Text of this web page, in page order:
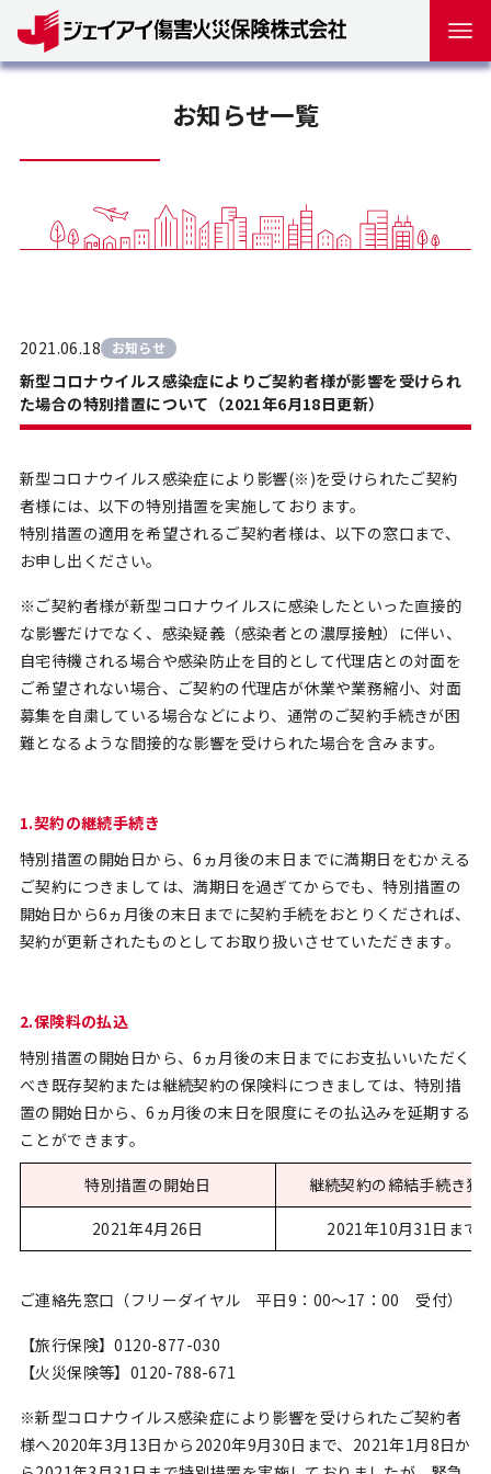
お知らせ一覧
2021.06.18 お知らせ
新型コロナウイルス感染症によりご契約者様が影響を受けられ
た場合の特別措置について（2021年6月18日更新）
新型コロナウイルス感染症により影響(※)を受けられたご契約
者様には、以下の特別措置を実施しております。
特別措置の適用を希望されるご契約者様は、以下の窓口まで、
お申し出ください。
※ご契約者様が新型コロナウイルスに感染したといった直接的
な影響だけでなく、感染疑義（感染者との濃厚接触）に伴い、
自宅待機される場合や感染防止を目的として代理店との対面を
ご希望されない場合、ご契約の代理店が休業や業務縮小、対面
募集を自粛している場合などにより、通常のご契約手続きが困
難となるような間接的な影響を受けられた場合を含みます。
1.契約の継続手続き
特別措置の開始日から、6ヵ月後の末日までに満期日をむかえる
ご契約につきましては、満期日を過ぎてからでも、特別措置の
開始日から6ヵ月後の末日までに契約手続をおとりくだされば、
契約が更新されたものとしてお取り扱いさせていただきます。
2.保険料の払込
特別措置の開始日から、6ヵ月後の末日までにお支払いいただく
べき既存契約または継続契約の保険料につきましては、特別措
置の開始日から、6ヵ月後の末日を限度にその払込みを延期する
ことができます。
特別措置の開始日
継続契約の締結手続き猶
2021年4月26日
2021年10月31日まで
ご連絡先窓口（フリーダイヤル 平日9：00～17：00 受付）
【旅行保険】0120-877-030
【火災保険等】0120-788-671
※新型コロナウイルス感染症により影響を受けられたご契約者
様へ2020年3月13日から2020年9月30日まで、2021年1月8日か